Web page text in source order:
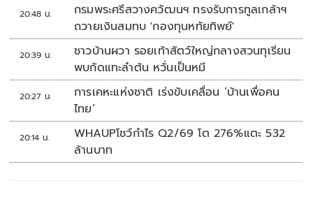
20:48 น.
กรมพระศรีสวางควัฒนฯ ทรงรับการทูลเกล้าฯ
ถวายเงินสมทบ 'กองทุนหทัยทิพย์'
20:39 น.
ชาวบ้านผวา รอยเท้าสัตว์ใหญ่กลางสวนทุเรียน
พบกัดแทะลำต้น หวั่นเป็นหมี
20:27 น.
การเคหะแห่งชาติ เร่งขับเคลื่อน ‘บ้านเพื่อคน
ไทย’
20:14 น.
WHAUPโชว์กำไร Q2/69 โต 276%แตะ 532
ล้านบาท